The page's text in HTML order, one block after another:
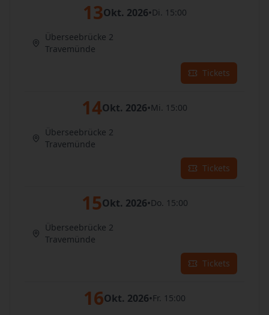
13Okt. 2026•Di. 15:00
Überseebrücke 2
Travemünde
Tickets
14Okt. 2026•Mi. 15:00
Überseebrücke 2
Travemünde
Tickets
15Okt. 2026•Do. 15:00
Überseebrücke 2
Travemünde
Tickets
16Okt. 2026•Fr. 15:00